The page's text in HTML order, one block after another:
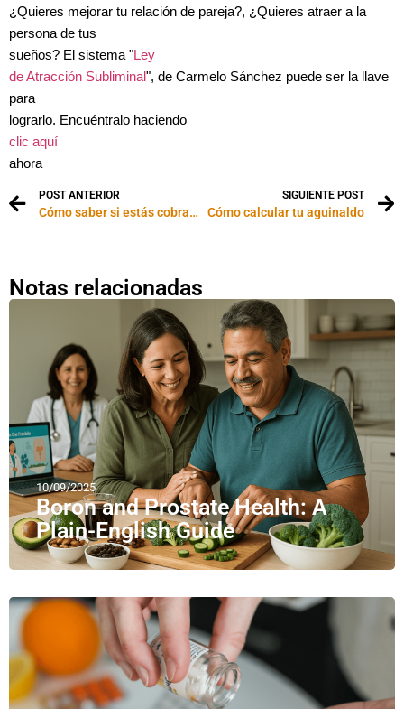
¿Quieres mejorar tu relación de pareja?, ¿Quieres atraer a la
persona de tus
sueños? El sistema "Ley
de Atracción Subliminal", de Carmelo Sánchez puede ser la llave
para
lograrlo. Encuéntralo haciendo
clic aquí
ahora
POST ANTERIOR
Cómo saber si estás cobrando demasiado
SIGUIENTE POST
Cómo calcular tu aguinaldo
Notas relacionadas
10/09/2025
Boron and Prostate Health: A
Plain-English Guide